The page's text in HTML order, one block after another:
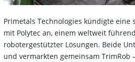
Primetals Technologies kündigte eine
mit Polytec an, einem weltweit
robotergestützter Lösungen. Beide
und vermarkten gemeinsam TrimRob